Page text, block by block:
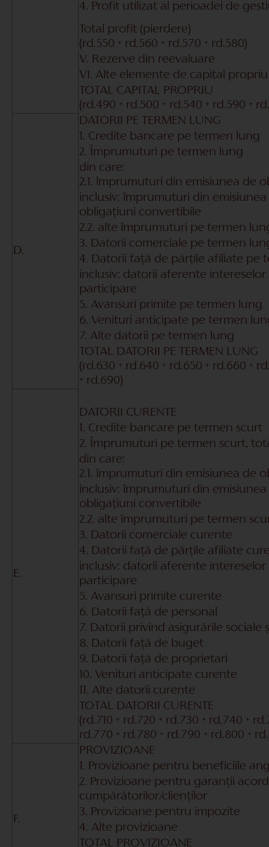
4. Profit utilizat al perioadei de
Total profit (pierdere)
(rd.550 + rd.560 + rd.570 + rd.580)
V. Rezerve din reevaluare
VI. Alte elemente de capital propriu
TOTAL CAPITAL PROPRIU
(rd.490 + rd.500 + rd.540 + rd.590 +
D.
DATORII PE TERMEN LUNG
1. Credite bancare pe termen lung
2. Împrumuturi pe termen lung
din care:
2.1. împrumuturi din emisiunea de
inclusiv: împrumuturi din emisiunea
obligațiuni convertibile
2.2. alte împrumuturi pe termen
3. Datorii comerciale pe termen
4. Datorii față de părțile afiliate pe
inclusiv: datorii aferente intereselor
participare
5. Avansuri primite pe termen lung
6. Venituri anticipate pe termen
7. Alte datorii pe termen lung
TOTAL DATORII PE TERMEN LUNG
(rd.630 + rd.640 + rd.650 + rd.660 +
+ rd.690)
E.
DATORII CURENTE
1. Credite bancare pe termen scurt
2. Împrumuturi pe termen scurt,
din care:
2.1. împrumuturi din emisiunea de
inclusiv: împrumuturi din emisiunea
obligațiuni convertibile
2.2. alte împrumuturi pe termen
3. Datorii comerciale curente
4. Datorii față de părțile afiliate
inclusiv: datorii aferente intereselor
participare
5. Avansuri primite curente
6. Datorii față de personal
7. Datorii privind asigurările sociale
8. Datorii față de buget
9. Datorii față de proprietari
10. Venituri anticipate curente
11. Alte datorii curente
TOTAL DATORII CURENTE
(rd.710 + rd.720 + rd.730 + rd.740 +
rd.770 + rd.780 + rd.790 + rd.800 +
F.
PROVIZIOANE
1. Provizioane pentru beneficiile
2. Provizioane pentru garanții
cumpărătorilor/clienților
3. Provizioane pentru impozite
4. Alte provizioane
TOTAL PROVIZIOANE